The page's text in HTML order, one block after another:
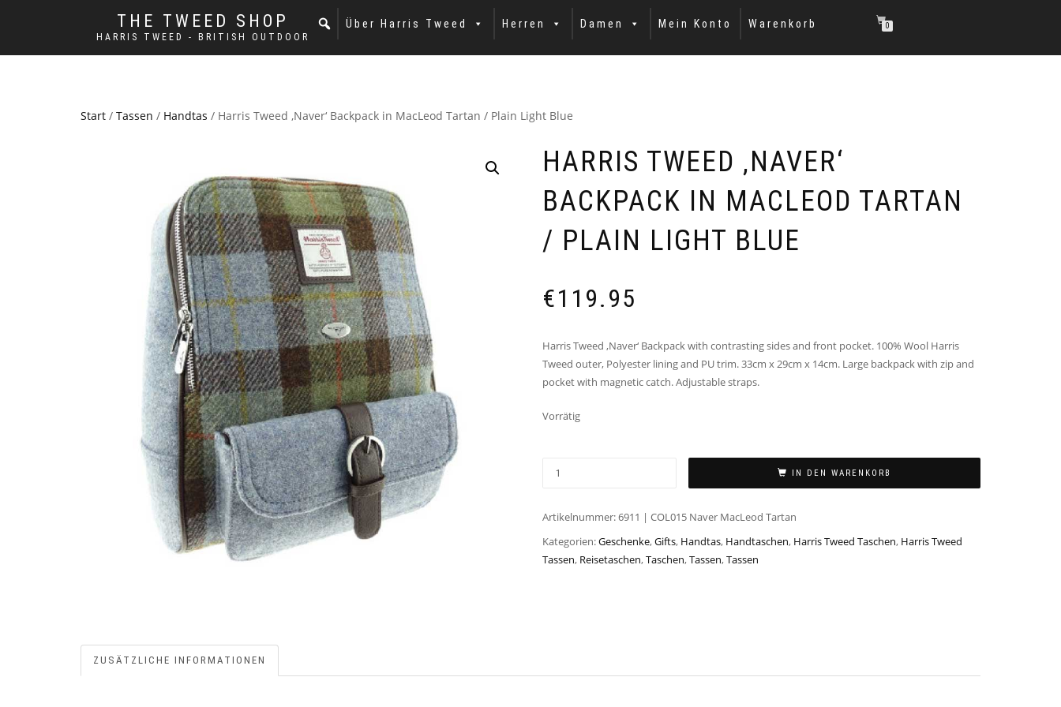
THE TWEED SHOP
HARRIS TWEED - BRITISH OUTDOOR
Über Harris Tweed Herren Damen Mein Konto Warenkorb 0
Start / Tassen / Handtas / Harris Tweed ‚Naver‘ Backpack in MacLeod Tartan / Plain Light Blue
HARRIS TWEED ‚NAVER‘
BACKPACK IN MACLEOD TARTAN
/ PLAIN LIGHT BLUE
€119.95
Harris Tweed ‚Naver‘ Backpack with contrasting sides and front pocket. 100% Wool Harris
Tweed outer, Polyester lining and PU trim. 33cm x 29cm x 14cm. Large backpack with zip and
pocket with magnetic catch. Adjustable straps.
Vorrätig
IN DEN WARENKORB
Artikelnummer:6911 | COL015 Naver MacLeod Tartan
Kategorien:Geschenke,Gifts, Handtas, Handtaschen, Harris Tweed Taschen, Harris Tweed
Tassen, Reisetaschen,Taschen,Tassen,Tassen
ZUSÄTZLICHE INFORMATIONEN